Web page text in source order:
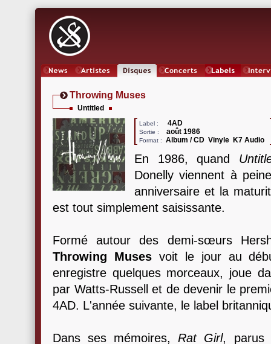
Throwing Muses
Untitled
Label : 4AD
Sortie : août 1986
Format : Album / CD Vinyle K7 Audio
En 1986, quand
Donelly viennent à
anniversaire et la
est tout simplement saisissante.
Formé autour des demi-sœurs
Throwing Musesvoit le jour au
enregistre quelques morceaux, joue
par Watts-Russell et de devenir le
4AD. L'année suivante, le label
Dans ses mémoires,Rat Girl, parus